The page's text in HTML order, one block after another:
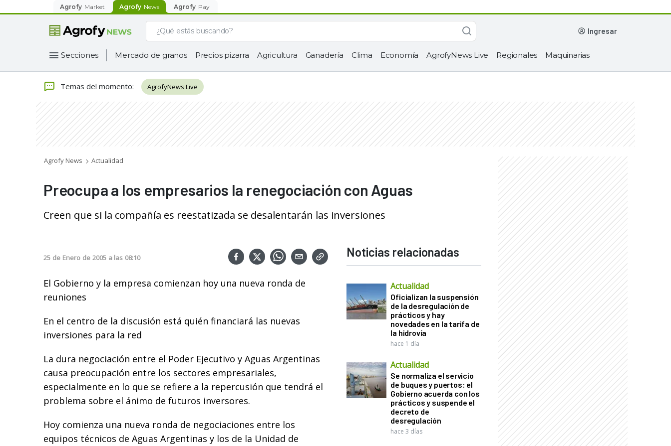
Agrofy Market Agrofy News Agrofy Pay
ingresar
Secciones Mercado de granos Precios pizarra Agricultura Ganadería Clima Economía AgrofyNews Live Regionales Maquinarias
Temas del momento: AgrofyNews Live
Agrofy News Actualidad
Preocupa a los empresarios la renegociación con Aguas
Creen que si la compañía es reestatizada se desalentarán las inversiones
25 de Enero de 2005 a las 08:10
El Gobierno y la empresa comienzan hoy una nueva ronda de
reuniones
En el centro de la discusión está quién financiará las nuevas
inversiones para la red
La dura negociación entre el Poder Ejecutivo y Aguas Argentinas
causa preocupación entre los sectores empresariales,
especialmente en lo que se refiere a la repercusión que tendrá el
problema sobre el ánimo de futuros inversores.
Hoy comienza una nueva ronda de negociaciones entre los
equipos técnicos de Aguas Argentinas y los de la Unidad de
Noticias relacionadas
Actualidad
Oficializan la suspensión
de la desregulación de
prácticos y hay
novedades en la tarifa de
la hidrovía
hace 1 día
Actualidad
Se normaliza el servicio
de buques y puertos: el
Gobierno acuerda con los
prácticos y suspende el
decreto de
desregulación
hace 3 días